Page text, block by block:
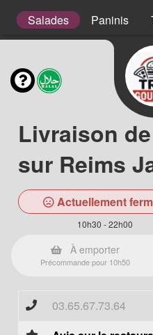
Salades Paninis
Livraison
sur Reims
Actuellement
10h30 - 22h00
À emporter
Précommande pour 10h50
03.65.67.73.64